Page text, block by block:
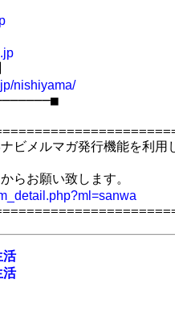
nishiyama/
ビメルマガ発行機能を利用
らお願い致します。
活
活